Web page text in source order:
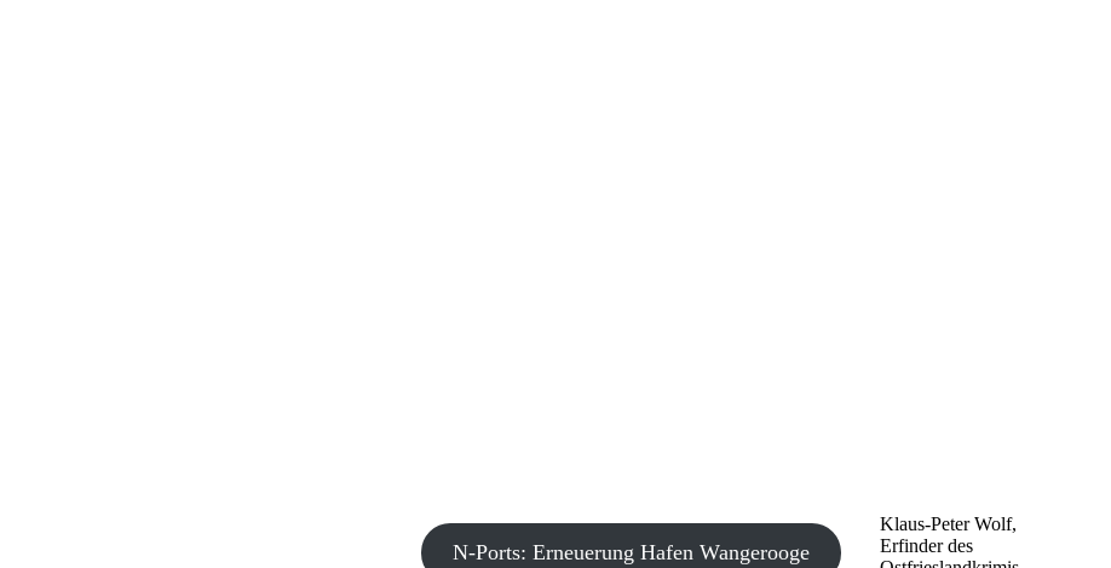
Klaus-Peter Wolf,
Erfinder des
N-Ports: Erneuerung Hafen Wangerooge